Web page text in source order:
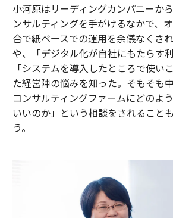
小河原はリーディングカンパニーか
ンサルティングを手がけるなかで、
合で紙ベースでの運用を余儀なくさ
や、「デジタル化が自社にもたらす
「システムを導入したところで使い
た経営陣の悩みを知った。そもそも
コンサルティングファームにどのよ
いいのか」という相談をされること
う。